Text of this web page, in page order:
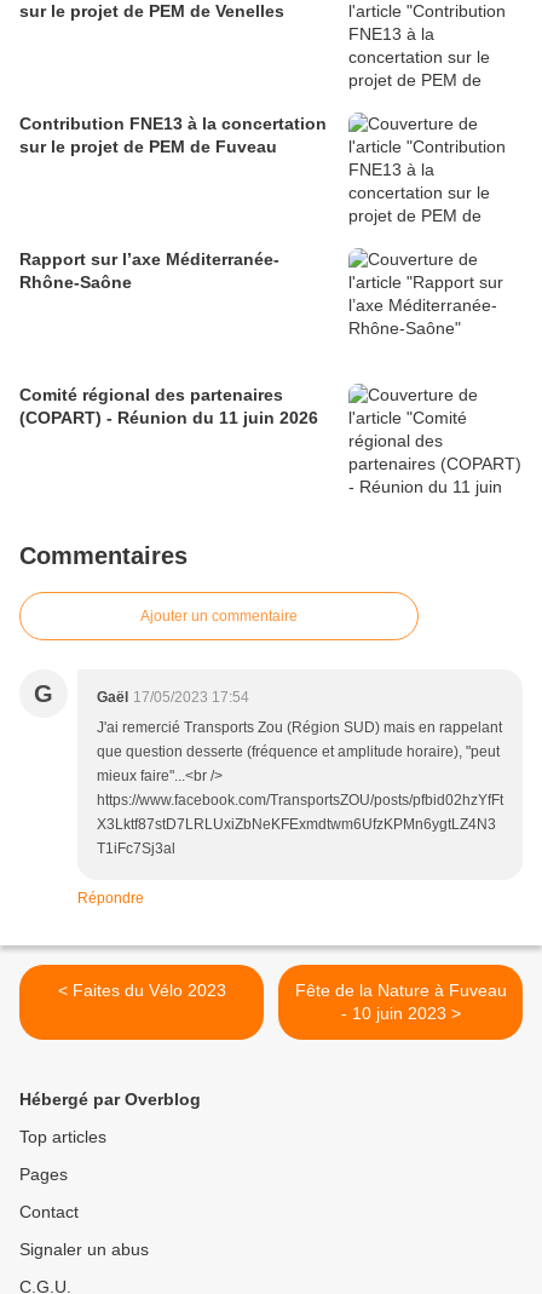
sur le projet de PEM de Venelles
Contribution FNE13 à la concertation
sur le projet de PEM de Fuveau
Rapport sur l’axe Méditerranée-
Rhône-Saône
Comité régional des partenaires
(COPART) - Réunion du 11 juin 2026
Commentaires
Ajouter un commentaire
G Gaël 17/05/2023 17:54
J'ai remercié Transports Zou (Région SUD) mais en rappelant
que question desserte (fréquence et amplitude horaire), "peut
mieux faire"...<br />
https://www.facebook.com/TransportsZOU/posts/pfbid02hzYfFt
X3Lktf87stD7LRLUxiZbNeKFExmdtwm6UfzKPMn6ygtLZ4N3
T1iFc7Sj3al
Répondre
< Faites du Vélo 2023
Fête de la Nature à Fuveau
- 10 juin 2023 >
Hébergé par Overblog
Top articles
Pages
Contact
Signaler un abus
C.G.U.